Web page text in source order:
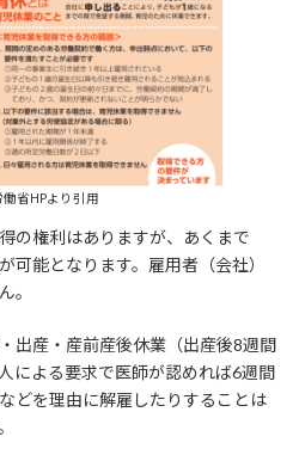
働省HPより引用
の権利はありますが、あくまで
可能となります。雇用者（会社）
。
出産・産前産後休業（出産後8週間
による要求で医師が認めれば6週間
どを理由に解雇したりすることは